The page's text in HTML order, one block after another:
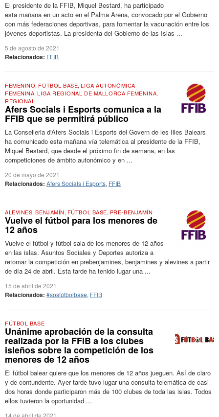
El presidente de la FFIB, Miquel Bestard, ha participado
esta mañana en un acto en el Palma Arena, convocado por el Gobierno
con más federaciones deportivas, para fomentar la vacunación entre los
jóvenes deportistas. La presidenta del Gobierno de las Islas ...
5 de agosto de 2021
Relacionados: FFIB
FEMENINO, FÚTBOL BASE,LIGA AUTONÓMICA
FEMENINA,LIGA REGIONAL DE MALLORCA FEMENINA,
REGIONAL
Afers Socials i Esports comunica a la
FFIB que se permitirá público
La Conselleria d'Afers Socials i Esports del Govern de les Illes Balears
ha comunicado esta mañana vía telemática al presidente de la FFIB,
Miquel Bestard, que desde el próximo fin de semana, en las
competiciones de ámbito autonómico y en ...
20 de mayo de 2021
Relacionados: Afers Socials i Esports, FFIB
ALEVINES,BENJAMÍN, FÚTBOL BASE, PRE-BENJAMÍN
Vuelve el fútbol para los menores de
12 años
Vuelve el fútbol y fútbol sala de los menores de 12 años
en las islas. Asuntos Sociales y Deportes autoriza a
retomar la competición en prebenjamines, benjamines y alevines a partir
de día 24 de abril. Esta tarde ha tenido lugar una ...
15 de abril de 2021
Relacionados: #sosfútbolbase, FFIB
FÚTBOL BASE
Unánime aprobación de la consulta
realizada por la FFIB a los clubes
isleños sobre la competición de los
menores de 12 años
El fútbol balear quiere que los menores de 12 años jueguen. Así de claro
y de contundente. Ayer tarde tuvo lugar una consulta telemática de casi
dos horas donde participaron más de 100 clubes de toda las islas. Todos
ellos tuvieron la oportunidad ...
14 de abril de 2021